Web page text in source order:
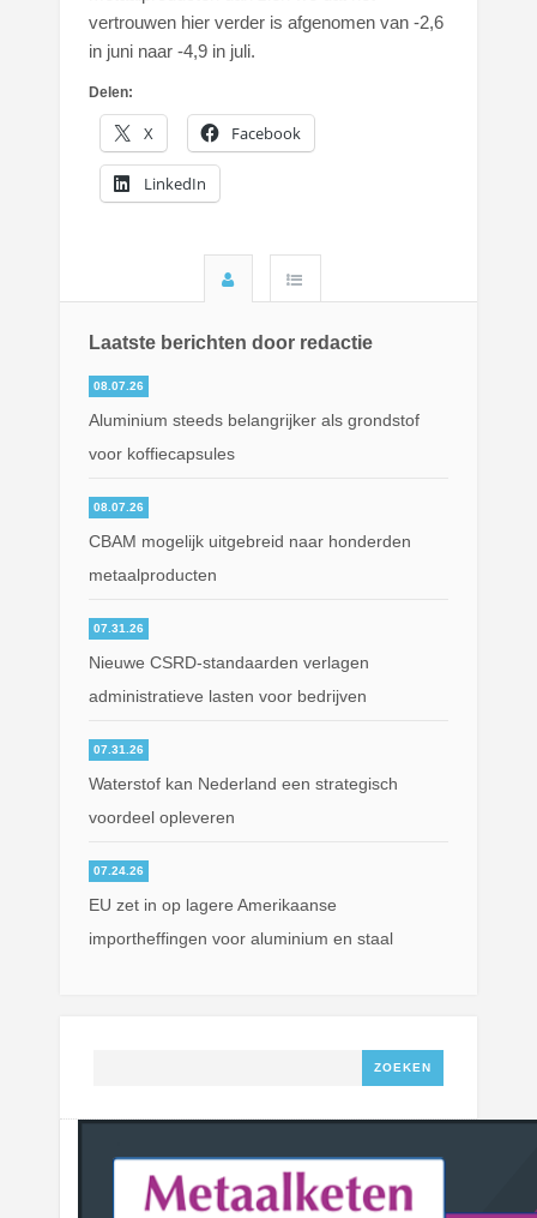
vertrouwen hier verder is afgenomen van -2,6
in juni naar -4,9 in juli.
Delen:
X Facebook
LinkedIn
Laatste berichten door redactie
08.07.26
Aluminium steeds belangrijker als grondstof
voor koffiecapsules
08.07.26
CBAM mogelijk uitgebreid naar honderden
metaalproducten
07.31.26
Nieuwe CSRD-standaarden verlagen
administratieve lasten voor bedrijven
07.31.26
Waterstof kan Nederland een strategisch
voordeel opleveren
07.24.26
EU zet in op lagere Amerikaanse
importheffingen voor aluminium en staal